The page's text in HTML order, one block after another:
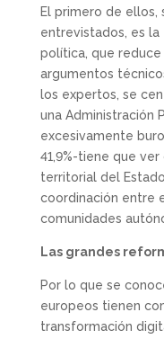
El primero de ellos,
entrevistados, es
política, que
argumentos
los expertos, se
una Administración
excesivamente
41,9%-tiene que
territorial del
coordinación entre
comunidades
Las grandes
Por lo que se
europeos tienen
transformación